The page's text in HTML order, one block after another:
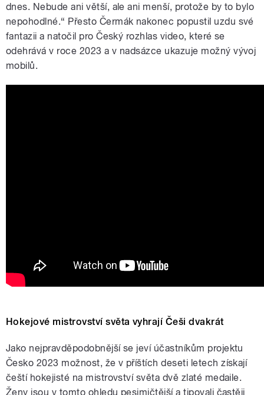
dnes. Nebude ani větší, ale ani menší, protože by to bylo
nepohodlné.“ Přesto Čermák nakonec popustil uzdu své
fantazii a natočil pro Český rozhlas video, které se
odehrává v roce 2023 a v nadsázce ukazuje možný vývoj
mobilů.
Hokejové mistrovství světa vyhrají Češi dvakrát
Jako nejpravděpodobnější se jeví účastníkům projektu
Česko 2023 možnost, že v příštích deseti letech získají
čeští hokejisté na mistrovství světa dvě zlaté medaile.
Ženy jsou v tomto ohledu pesimičtější a tipovali častěji